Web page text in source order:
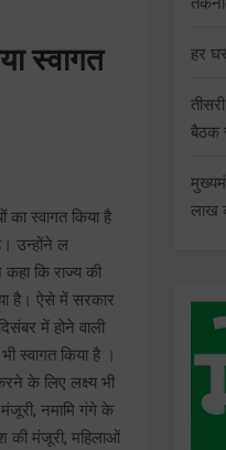
स्वागत
स्वागत किया है
उन्होंने ल
कि राज्य की
है। ऐसे में सरकार
में होने वाली
स्वागत किया है ।
के लिए लक्ष्य भी
मंजूरी, नमामि गंगे के
की मंजूरी, महिलाओं
हर
बैठक
लाख